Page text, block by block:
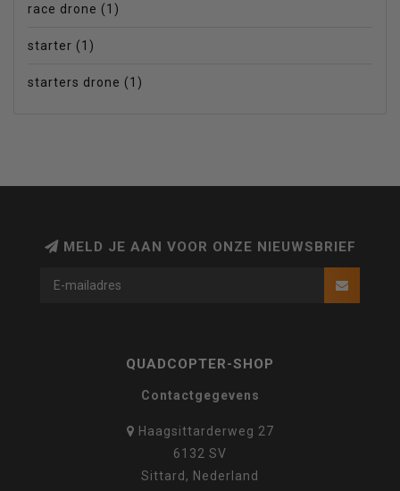
race drone (1)
starter (1)
starters drone (1)
MELD JE AAN VOOR ONZE NIEUWSBRIEF
QUADCOPTER-SHOP
Contactgegevens
Haagsittarderweg 27
6132 SV
Sittard, Nederland